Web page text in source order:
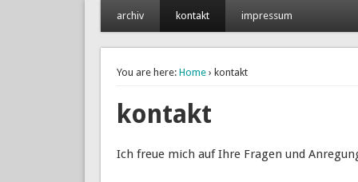
philip könig
archiv kontakt impressum
You are here: Home› kontakt
kontakt
Ich freue mich auf Ihre Fragen und